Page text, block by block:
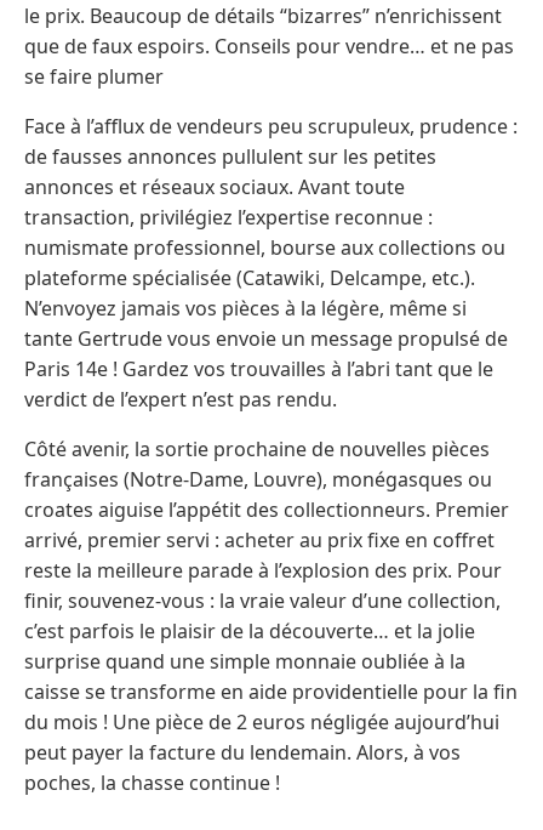
le prix. Beaucoup de détails “bizarres” n’enrichissent
que de faux espoirs. Conseils pour vendre… et ne pas
se faire plumer
Face à l’afflux de vendeurs peu scrupuleux, prudence :
de fausses annonces pullulent sur les petites
annonces et réseaux sociaux. Avant toute
transaction, privilégiez l’expertise reconnue :
numismate professionnel, bourse aux collections ou
plateforme spécialisée (Catawiki, Delcampe, etc.).
N’envoyez jamais vos pièces à la légère, même si
tante Gertrude vous envoie un message propulsé de
Paris 14e ! Gardez vos trouvailles à l’abri tant que le
verdict de l’expert n’est pas rendu.
Côté avenir, la sortie prochaine de nouvelles pièces
françaises (Notre-Dame, Louvre), monégasques ou
croates aiguise l’appétit des collectionneurs. Premier
arrivé, premier servi : acheter au prix fixe en coffret
reste la meilleure parade à l’explosion des prix. Pour
finir, souvenez-vous : la vraie valeur d’une collection,
c’est parfois le plaisir de la découverte… et la jolie
surprise quand une simple monnaie oubliée à la
caisse se transforme en aide providentielle pour la fin
du mois ! Une pièce de 2 euros négligée aujourd’hui
peut payer la facture du lendemain. Alors, à vos
poches, la chasse continue !